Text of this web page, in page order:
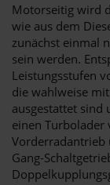
Motorseitig wird
wie aus dem
zunächst einmal
sein werden.
Leistungsstufen
die wahlweise
ausgestattet
einen
Vorderradantrieb
Gang-